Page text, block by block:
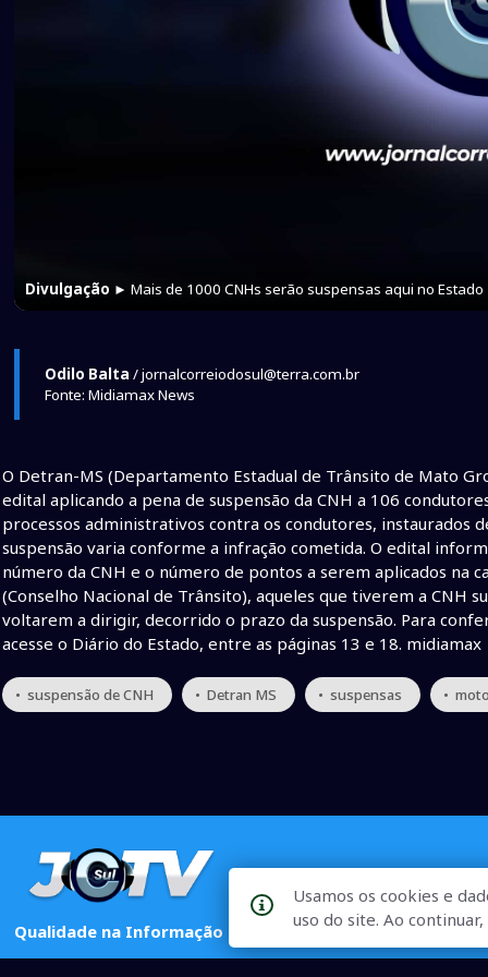
Divulgação ► Mais de 1000 CNHs serão suspensas aqui no Estado
Odilo Balta / jornalcorreiodosul@terra.com.br
Fonte: Midiamax News
O Detran-MS (Departamento Estadual de Trânsito de Mato
edital aplicando a pena de suspensão da CNH a 106
processos administrativos contra os condutores, instaurados
suspensão varia conforme a infração cometida. O edital
número da CNH e o número de pontos a serem aplicados na
(Conselho Nacional de Trânsito), aqueles que tiverem a CNH
voltarem a dirigir, decorrido o prazo da suspensão. Para
acesse o Diário do Estado, entre as páginas 13 e 18. midiamax
• suspensão de CNH • Detran MS • suspensas •
Qualidade na Informação
Usamos os cookies e
uso do site. Ao